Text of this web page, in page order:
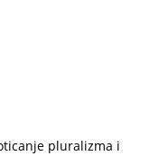
pluralizma i